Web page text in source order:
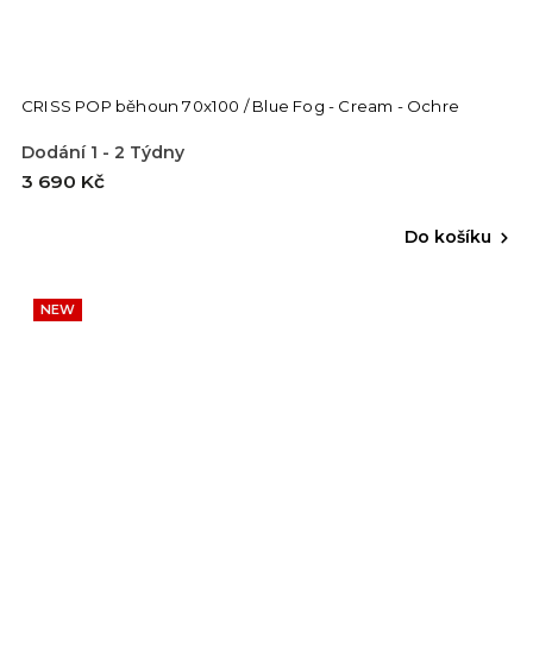
CRISS POP běhoun 70x100 / Blue Fog - Cream - Ochre
Dodání 1 - 2 Týdny
3 690 Kč
Do košíku
NEW